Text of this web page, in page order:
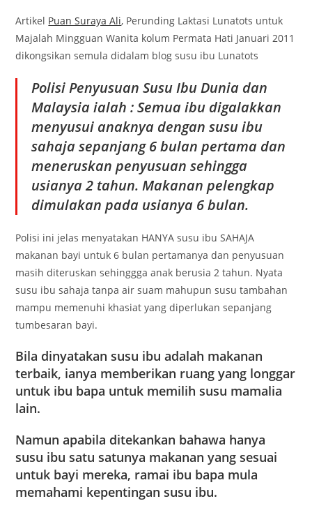
Artikel Puan Suraya Ali, Perunding Laktasi Lunatots untuk
Majalah Mingguan Wanita kolum Permata Hati Januari 2011
dikongsikan semula didalam blog susu ibu Lunatots
Polisi Penyusuan Susu Ibu Dunia dan
Malaysia ialah : Semua ibu digalakkan
menyusui anaknya dengan susu ibu
sahaja sepanjang 6 bulan pertama dan
meneruskan penyusuan sehingga
usianya 2 tahun. Makanan pelengkap
dimulakan pada usianya 6 bulan.
Polisi ini jelas menyatakan HANYA susu ibu SAHAJA
makanan bayi untuk 6 bulan pertamanya dan penyusuan
masih diteruskan sehinggga anak berusia 2 tahun. Nyata
susu ibu sahaja tanpa air suam mahupun susu tambahan
mampu memenuhi khasiat yang diperlukan sepanjang
tumbesaran bayi.
Bila dinyatakan susu ibu adalah makanan
terbaik, ianya memberikan ruang yang longgar
untuk ibu bapa untuk memilih susu mamalia
lain.
Namun apabila ditekankan bahawa hanya
susu ibu satu satunya makanan yang sesuai
untuk bayi mereka, ramai ibu bapa mula
memahami kepentingan susu ibu.